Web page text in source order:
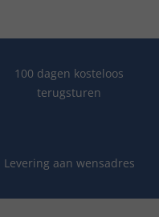
100 dagen kosteloos
terugsturen
Levering aan wensadres